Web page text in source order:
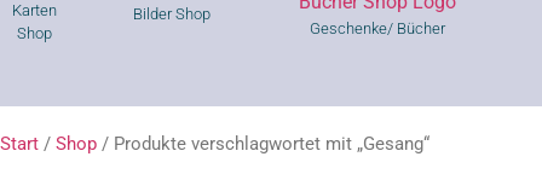
Karten
Shop
Bilder Shop
Geschenke/ Bücher
Start / Shop / Produkte verschlagwortet mit „Gesang“